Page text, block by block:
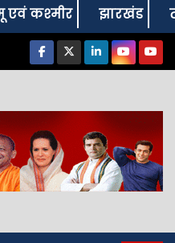
एवं कश्‍मीर झारखंड